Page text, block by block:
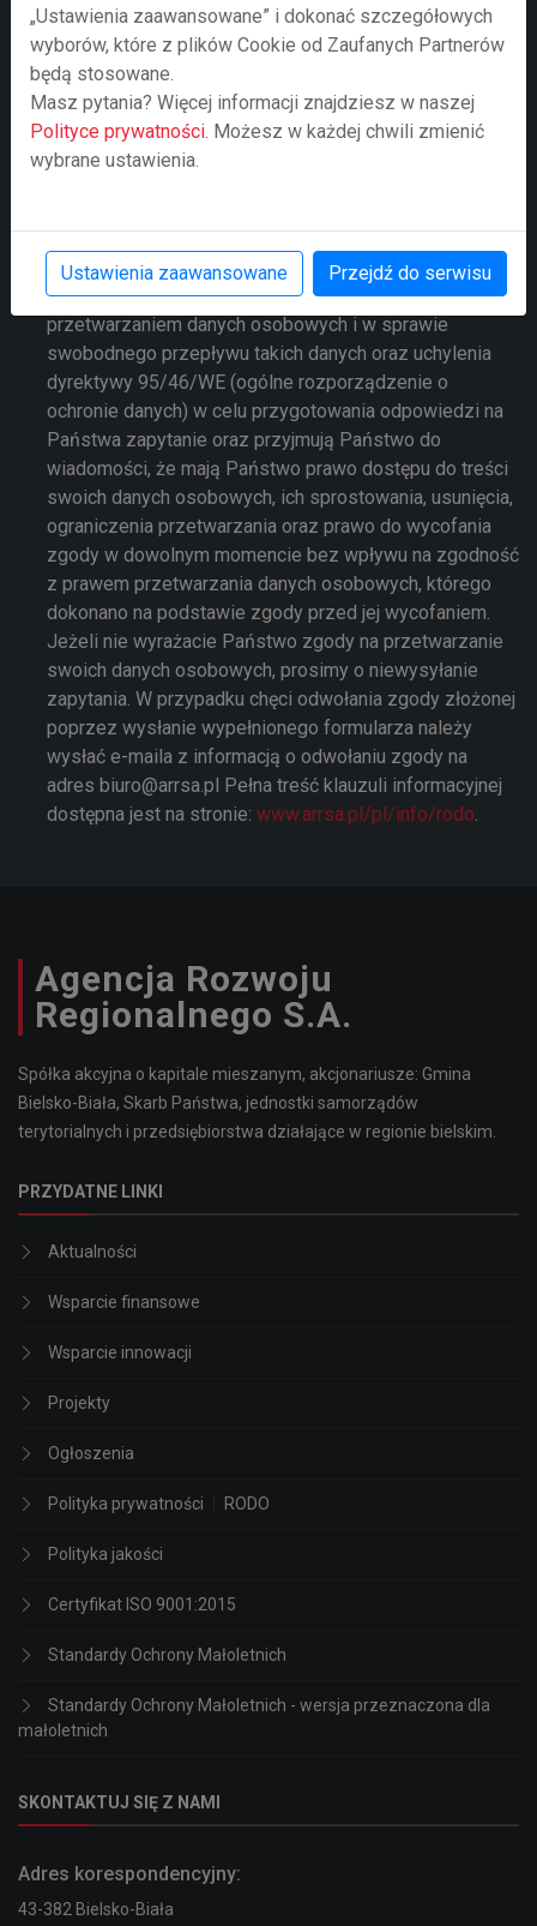
Prześlij zapytanie
Przesyłając formularz wyrażają Państwo zgodę na
przetwarzanie swoich danych osobowych w nim
zgodnie z Rozporządzeniem Parlamentu Europejskiego
i Rady (UE) 2016/679 z dnia 27 kwietnia 2016 r. w
sprawie ochrony osób fizycznych w związku z
przetwarzaniem danych osobowych i w sprawie
swobodnego przepływu takich danych oraz uchylenia
dyrektywy 95/46/WE (ogólne rozporządzenie o
ochronie danych) w celu przygotowania odpowiedzi na
Państwa zapytanie oraz przyjmują Państwo do
wiadomości, że mają Państwo prawo dostępu do treści
swoich danych osobowych, ich sprostowania, usunięcia,
ograniczenia przetwarzania oraz prawo do wycofania
zgody w dowolnym momencie bez wpływu na zgodność
z prawem przetwarzania danych osobowych, którego
dokonano na podstawie zgody przed jej wycofaniem.
Jeżeli nie wyrażacie Państwo zgody na przetwarzanie
swoich danych osobowych, prosimy o niewysyłanie
zapytania. W przypadku chęci odwołania zgody złożonej
poprzez wysłanie wypełnionego formularza należy
wysłać e-maila z informacją o odwołaniu zgody na
adres biuro@arrsa.pl Pełna treść klauzuli informacyjnej
dostępna jest na stronie: www.arrsa.pl/pl/info/rodo.
Agencja Rozwoju
Regionalnego S.A.
Spółka akcyjna o kapitale mieszanym, akcjonariusze: Gmina
Bielsko-Biała, Skarb Państwa, jednostki samorządów
terytorialnych i przedsiębiorstwa działające w regionie bielskim.
PRZYDATNE LINKI
Aktualności
Wsparcie finansowe
Wsparcie innowacji
Projekty
Ogłoszenia
Polityka prywatności RODO
Polityka jakości
Certyfikat ISO 9001:2015
Standardy Ochrony Małoletnich
Standardy Ochrony Małoletnich - wersja przeznaczona dla
małoletnich
SKONTAKTUJ SIĘ Z NAMI
Adres korespondencyjny:
43-382 Bielsko-Biała
„Ustawienia zaawansowane” i dokonać szczegółowych
wyborów, które z plików Cookie od Zaufanych Partnerów
będą stosowane.
Masz pytania? Więcej informacji znajdziesz w naszej
Polityce prywatności . Możesz w każdej chwili zmienić
wybrane ustawienia.
Ustawienia zaawansowane Przejdź do serwisu